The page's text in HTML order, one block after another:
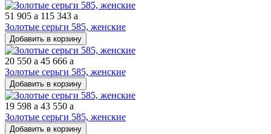
51 905 a 115 343 a
Золотые серьги 585, женские
Добавить в корзину
20 550 a 45 666 a
Золотые серьги 585, женские
Добавить в корзину
19 598 a 43 550 a
Золотые серьги 585, женские
Добавить в корзину